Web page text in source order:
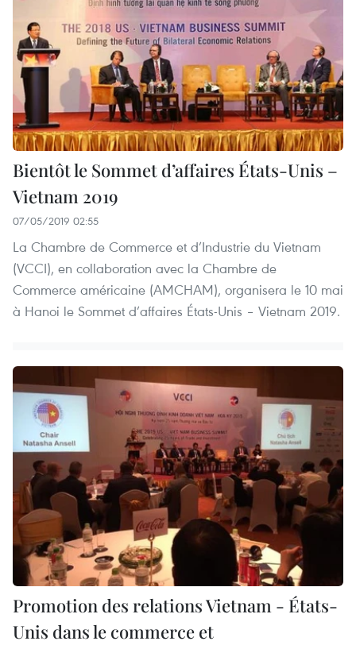
Bientôt le Sommet d’affaires États-Unis –
Vietnam 2019
07/05/2019 02:55
La Chambre de Commerce et d’Industrie du Vietnam
(VCCI), en collaboration avec la Chambre de
Commerce américaine (AMCHAM), organisera le 10 mai
à Hanoi le Sommet d’affaires États-Unis – Vietnam 2019.
Promotion des relations Vietnam - États-
Unis dans le commerce et